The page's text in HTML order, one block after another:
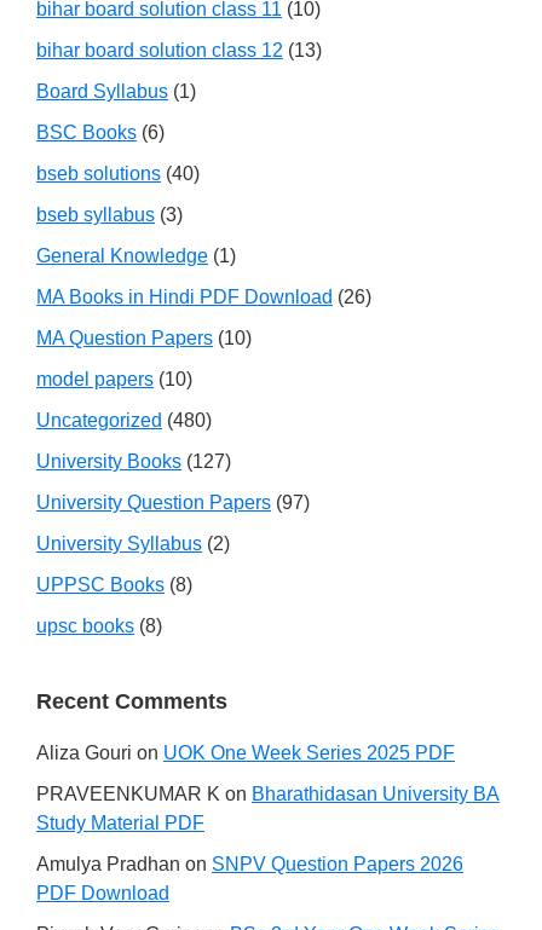
bihar board solution class 11 (10)
bihar board solution class 12 (13)
Board Syllabus (1)
BSC Books (6)
bseb solutions (40)
bseb syllabus (3)
General Knowledge (1)
MA Books in Hindi PDF Download (26)
MA Question Papers (10)
model papers (10)
Uncategorized (480)
University Books (127)
University Question Papers (97)
University Syllabus (2)
UPPSC Books (8)
upsc books (8)
Recent Comments
Aliza Gouri on UOK One Week Series 2025 PDF
PRAVEENKUMAR K on Bharathidasan University BA
Study Material PDF
Amulya Pradhan on SNPV Question Papers 2026
PDF Download